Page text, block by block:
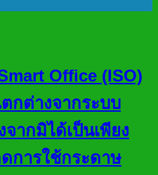
Office (ISO)
กต่างจากระบบ
ากมิได้เป็นเพียง
การใช้กระดาษ